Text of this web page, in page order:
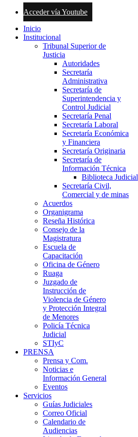
Acceder vía Youtube
Inicio
Institucional
Tribunal Superior de
Justicia
Autoridades
Secretaría
Administrativa
Secretaría de
Superintendencia y
Control Judicial
Secretaría Penal
Secretaría Laboral
Secretaría Económica
y Financiera
Secretaría Originaria
Secretaría de
Información Técnica
Biblioteca Judicial
Secretaría Civil,
Comercial y de minas
Acuerdos
Organigrama
Reseña Histórica
Consejo de la
Magistratura
Escuela de
Capacitación
Oficina de Género
Ruaga
Juzgado de
Instrucción de
Violencia de Género
y Protección Integral
de Menores
Policía Técnica
Judicial
STIyC
PRENSA
Prensa y Com.
Noticias e
Información General
Eventos
Servicios
Guías Judiciales
Correo Oficial
Calendario de
Audiencias